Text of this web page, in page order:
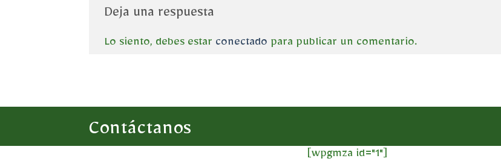
Deja una respuesta
Lo siento, debes estar conectado para publicar un comentario.
Contáctanos
[wpgmza id="1"]